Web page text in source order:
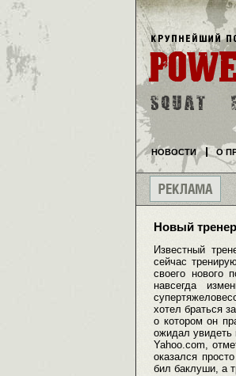
Новый
Известный
сейчас
своего нового
навсегда
хотел браться
о котором он
ожидал увидеть
Yahoo.com,
оказался
бил баклуши, а
НОВОСТИ О